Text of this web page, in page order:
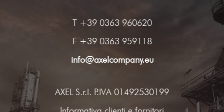
T +39 0363 960620
F +39 0363 959118
info@axelcompany.eu
AXEL S.r.l. P.IVA 01492530199